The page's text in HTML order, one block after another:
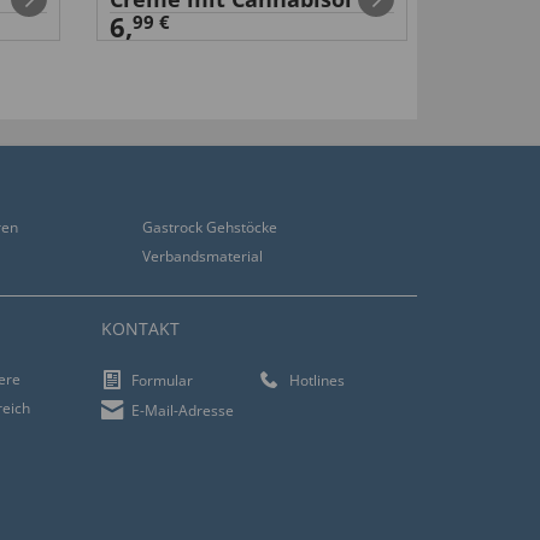
6,99 €
Gastrock Gehstöcke
Verbandsmaterial
KONTAKT
Formular
Hotlines
E-Mail-Adresse